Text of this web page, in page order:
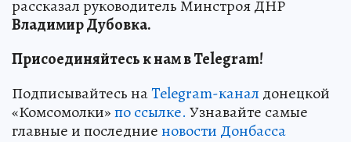
рассказал руководитель Минстроя ДНР
Владимир Дубовка.
Присоединяйтесь к нам в Telegram!
Подписывайтесь наTelegram-канал донецкой
«Комсомолки»по ссылке. Узнавайте самые
главные и последниеновости Донбасса